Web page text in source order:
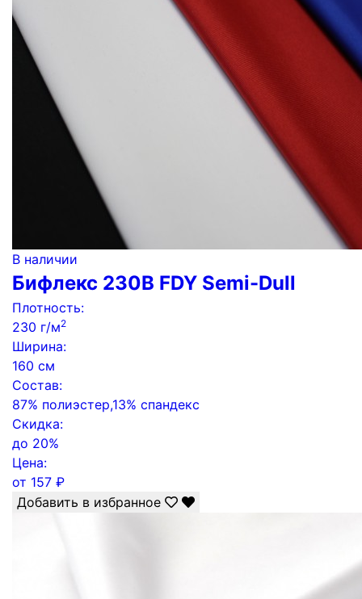
В наличии
Бифлекс 230B FDY Semi-Dull
Плотность:
230 г/м2
Ширина:
160 см
Состав:
87% полиэстер,13% спандекс
Скидка:
до 20%
Цена:
от 157 ₽
Добавить в избранное